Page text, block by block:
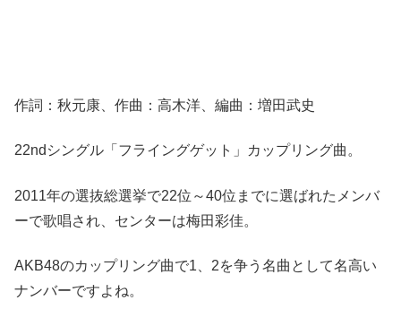
作詞：秋元康、作曲：高木洋、編曲：増田武史
22ndシングル「フライングゲット」カップリング曲。
2011年の選抜総選挙で22位～40位までに選ばれたメンバ
ーで歌唱され、センターは梅田彩佳。
AKB48のカップリング曲で1、2を争う名曲として名高い
ナンバーですよね。